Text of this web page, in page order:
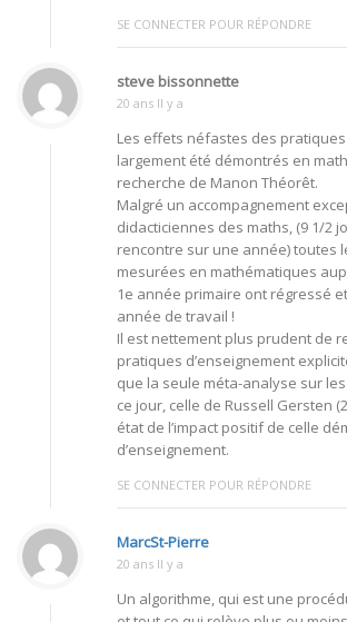
SE CONNECTER POUR RÉPONDRE
steve bissonnette
20 ans Il y a
Les effets néfastes des
largement été démontrés en
recherche de Manon Théorêt.
Malgré un accompagnement
didacticiennes des maths, (9 1/2
rencontre sur une année) toutes
mesurées en mathématiques
1e année primaire ont régressé
année de travail !
Il est nettement plus prudent de
pratiques d’enseignement
que la seule méta-analyse sur
ce jour, celle de Russell Gersten
état de l’impact positif de celle
d’enseignement.
SE CONNECTER POUR RÉPONDRE
MarcSt-Pierre
20 ans Il y a
Un algorithme, qui est une